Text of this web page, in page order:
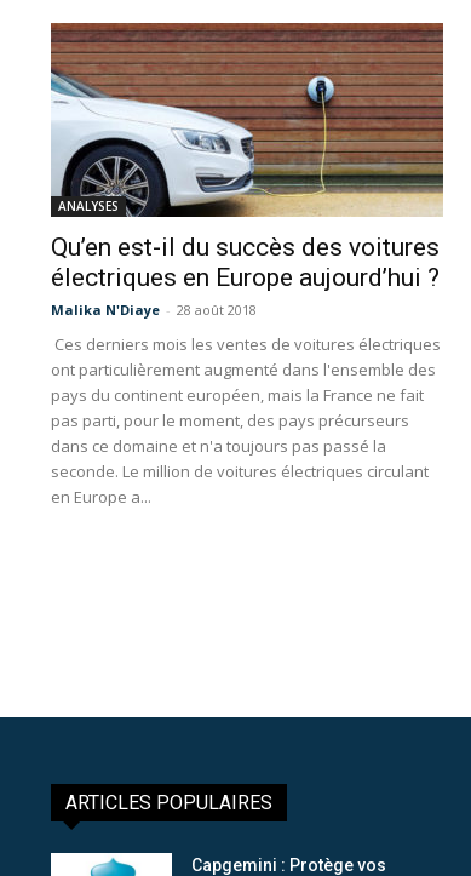
ANALYSES
Qu’en est-il du succès des voitures
électriques en Europe aujourd’hui ?
Malika N'Diaye - 28 août 2018
Ces derniers mois les ventes de voitures électriques
ont particulièrement augmenté dans l'ensemble des
pays du continent européen, mais la France ne fait
pas parti, pour le moment, des pays précurseurs
dans ce domaine et n'a toujours pas passé la
seconde. Le million de voitures électriques circulant
en Europe a...
ARTICLES POPULAIRES
Capgemini : Protège vos